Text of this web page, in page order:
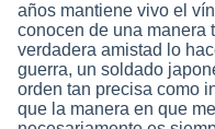
años mantiene vivo el
conocen de una manera
verdadera amistad lo
guerra, un soldado
orden tan precisa como
que la manera en que